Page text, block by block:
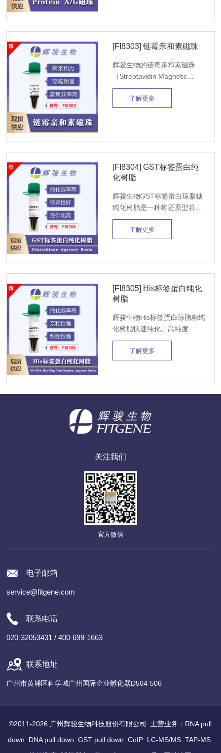
[FI8303] 链霉亲和素磁珠
辉骏生物的链霉亲和素磁珠
（Streptavidin Magnetic
Beads） 采用蛋白偶联技术将
链霉亲和素（SA） 共价偶联到
超顺磁性微球表面， 可高效地
物素。链霉亲和素-生物素
结合亲和力（K=10^-15），适
用于RNA-蛋白或者DNA-蛋
（RNA pull-down，DNA pull-
down，生物素药物pull-
了解更多
[FI8304] GST标签蛋白纯
化树脂
辉骏生物GST标签蛋白琼脂糖
纯化树脂是一种将还原型谷胱
甘肽（Glutathione）键合在琼
脂糖微球上形成的亲和层析分
离介质。该GST树脂保留了天
大网架结构，与生物活性大分
子有很好的相容性，具有高动
态吸附容量，快流速操作等特
点
了解更多
[FI8305] His标签蛋白纯化
树脂
辉骏生物His标签蛋白琼脂糖纯
化树脂快速纯化、高纯度
了解更多
关注我们
官方微信
电子邮箱
service@fitgene.com
联系电话
020-32053431 / 400-699-1663
联系地址
广州市黄埔区科学城广州国际企业孵化器D504-506
©2011-2026 广州辉骏生物科技股份有限公司 主营业务： RNA pull
down
DNA pull down GST pull down CoIP LC-MS/MS TAP-MS